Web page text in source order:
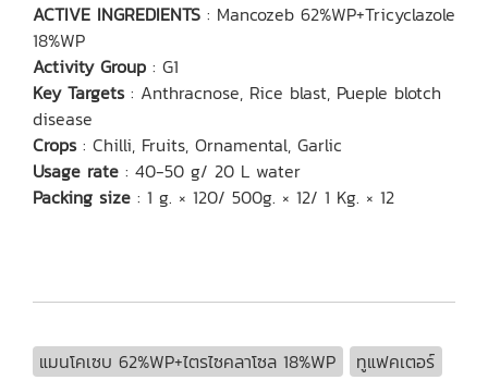
ACTIVE INGREDIENTS : Mancozeb 62%WP+Tricyclazole
18%WP
Activity Group : G1
Key Targets: Anthracnose, Rice blast, Pueple blotch
disease
Crops: Chilli, Fruits, Ornamental, Garlic
Usage rate : 40-50 g/ 20 L water
Packing size : 1 g. × 120/ 500g. × 12/ 1 Kg. × 12
แมนโคเซบ 62%WP+ไตรไซคลาโซล 18%WP
ทูแฟคเตอร์